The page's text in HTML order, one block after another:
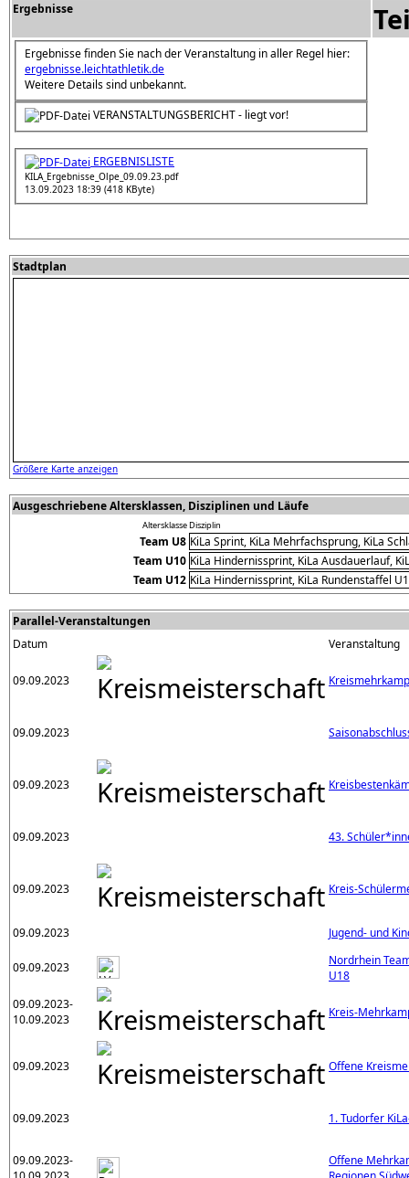
Ergebnisse
Ergebnisse finden Sie nach der Veranstaltung in aller Regel hier:
ergebnisse.leichtathletik.de
Weitere Details sind unbekannt.
VERANSTALTUNGSBERICHT - liegt vor!
ERGEBNISLISTE
KILA_Ergebnisse_Olpe_09.09.23.pdf
13.09.2023 18:39 (418 KByte)
Stadtplan
Größere Karte anzeigen
Ausgeschriebene Altersklassen, Disziplinen und Läufe
AltersklasseDisziplin
Team U8 KiLa Sprint, KiLa Mehrfachsprung, KiLa
Team U10 KiLa Hindernissprint, KiLa Ausdauerlauf,
Team U12 KiLa Hindernissprint, KiLa Rundenstaffel
Parallel-Veranstaltungen
Datum
Veranstaltung
09.09.2023
09.09.2023
09.09.2023
09.09.2023 43.
09.09.2023 Kreis-
09.09.2023 Jugend- und
09.09.2023
Nordrhein
U18
09.09.2023-
10.09.2023
Kreis-
09.09.2023 Offene
09.09.2023 1. Tudorfer
09.09.2023-
Offene